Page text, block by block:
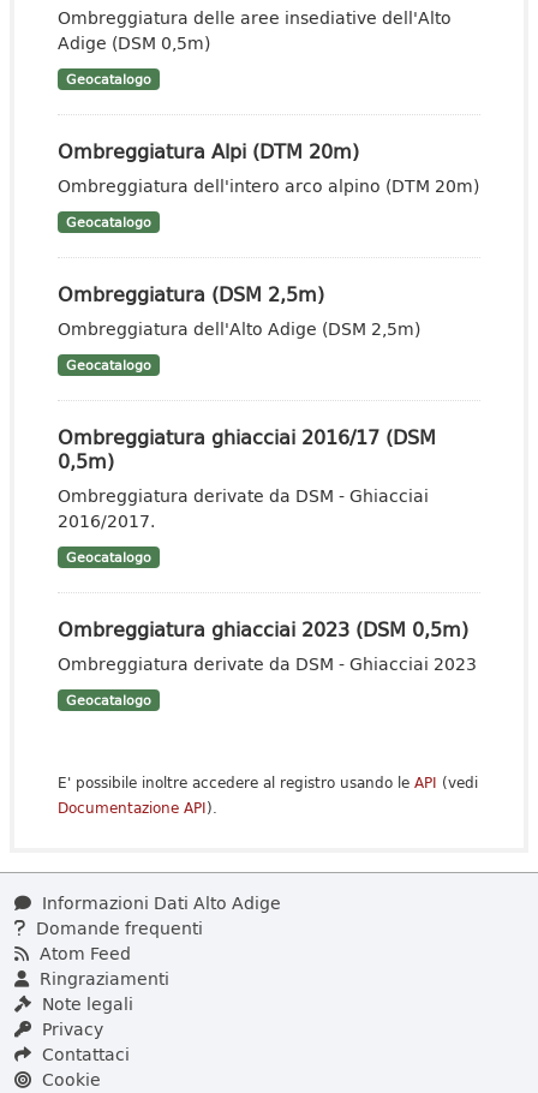
Ombreggiatura delle aree insediative dell'Alto
Adige (DSM 0,5m)
Geocatalogo
Ombreggiatura Alpi (DTM 20m)
Ombreggiatura dell'intero arco alpino (DTM 20m)
Geocatalogo
Ombreggiatura (DSM 2,5m)
Ombreggiatura dell'Alto Adige (DSM 2,5m)
Geocatalogo
Ombreggiatura ghiacciai 2016/17 (DSM
0,5m)
Ombreggiatura derivate da DSM - Ghiacciai
2016/2017.
Geocatalogo
Ombreggiatura ghiacciai 2023 (DSM 0,5m)
Ombreggiatura derivate da DSM - Ghiacciai 2023
Geocatalogo
E' possibile inoltre accedere al registro usando le API (vedi
Documentazione API).
Informazioni Dati Alto Adige
Domande frequenti
Atom Feed
Ringraziamenti
Note legali
Privacy
Contattaci
Cookie